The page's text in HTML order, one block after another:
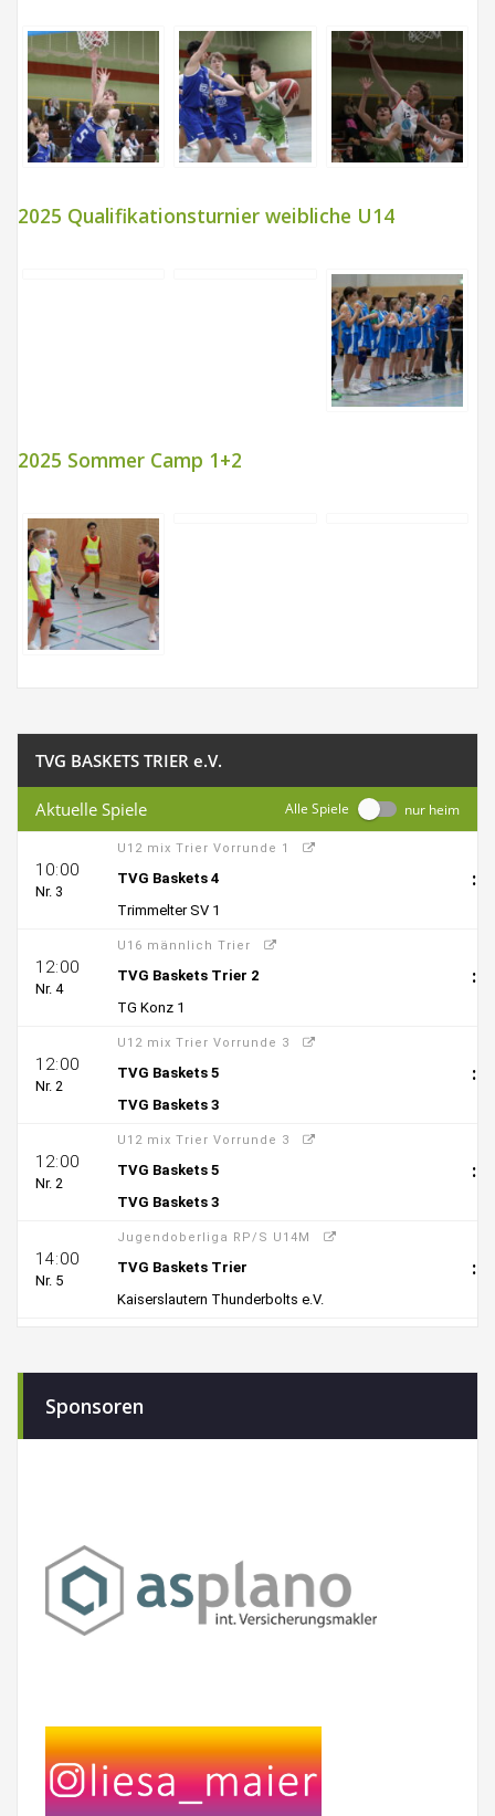
2025 Qualifikationsturnier weibliche U14
2025 Sommer Camp 1+2
Sponsoren